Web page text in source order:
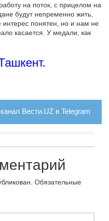
на поток, с прицелом на
будут непременно жить,
интерес понятен, но и нам не
касается. У медали, как
Вести.UZ в Telegram
Обязательные